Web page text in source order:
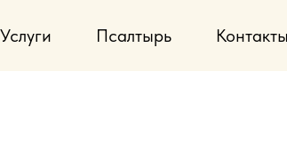
Услуги Псалтырь